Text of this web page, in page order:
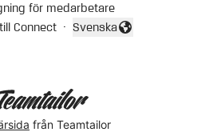
för medarbetare
Connect ·
Byt språk
Svenska
från Teamtailor